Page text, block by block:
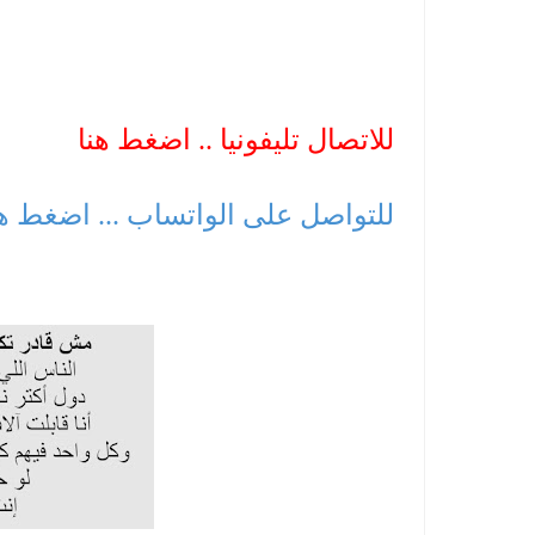
للاتصال تليفونيا .. اضغط هنا
للتواصل على الواتساب ... اضغط